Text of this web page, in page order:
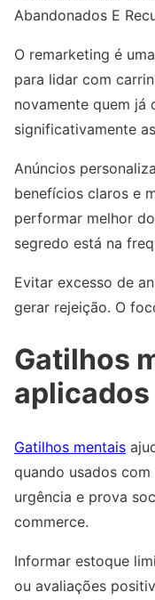
Abandonados E
O remarketing é
para lidar com
novamente quem já
significativamente
Anúncios
benefícios claros e
performar melhor
segredo está na
Evitar excesso de
gerar rejeição. O
Gatilhos
Gatilhos mentais
quando usados com
urgência e prova
commerce.
Informar estoque
ou avaliações